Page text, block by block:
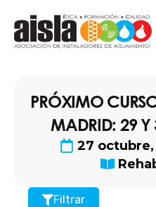
contenido
PRÓXIMO
MADRID: 29 Y
27 octubre,
Filtrar